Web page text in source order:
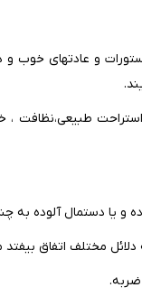
و عادتهای خوب و
طبیعی،نظافت
یا دستمال آلوده به
مختلف اتفاق بیفتد